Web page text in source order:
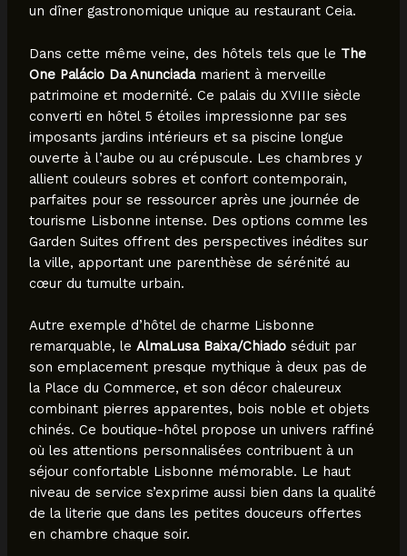
un dîner gastronomique unique au restaurant Ceia.
Dans cette même veine, des hôtels tels que le The
One Palácio Da Anunciadamarient à merveille
patrimoine et modernité. Ce palais du XVIIIe siècle
converti en hôtel 5 étoiles impressionne par ses
imposants jardins intérieurs et sa piscine longue
ouverte à l’aube ou au crépuscule. Les chambres y
allient couleurs sobres et confort contemporain,
parfaites pour se ressourcer après une journée de
tourisme Lisbonne intense. Des options comme les
Garden Suites offrent des perspectives inédites sur
la ville, apportant une parenthèse de sérénité au
cœur du tumulte urbain.
Autre exemple d’hôtel de charme Lisbonne
remarquable, le AlmaLusa Baixa/Chiadoséduit par
son emplacement presque mythique à deux pas de
la Place du Commerce, et son décor chaleureux
combinant pierres apparentes, bois noble et objets
chinés. Ce boutique-hôtel propose un univers raffiné
où les attentions personnalisées contribuent à un
séjour confortable Lisbonne mémorable. Le haut
niveau de service s’exprime aussi bien dans la qualité
de la literie que dans les petites douceurs offertes
en chambre chaque soir.